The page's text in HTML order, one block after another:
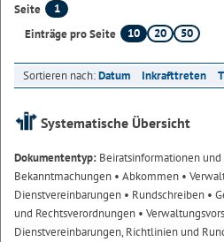
Seite
1
Einträge pro Seite
10 20 50
Sortieren nach:Datum Inkrafttreten
Systematische Übersicht
Dokumententyp: Beiratsinformationen
Bekanntmachungen • Abkommen •
Dienstvereinbarungen • Rundschreiben •
und Rechtsverordnungen •
Dienstvereinbarungen, Richtlinien und